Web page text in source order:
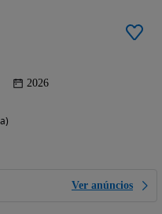
2026
Ver anúncios